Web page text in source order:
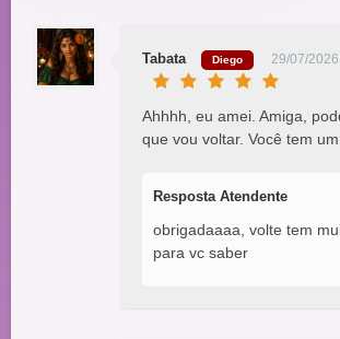
Tabata Diego 29/07/
Ahhhh, eu amei. Amiga,
que vou voltar. Você tem
Resposta Atendente
obrigadaaaa, volte tem
para vc saber